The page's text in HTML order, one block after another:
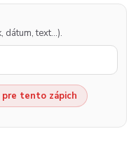
dátum, text…).
pre tento zápich